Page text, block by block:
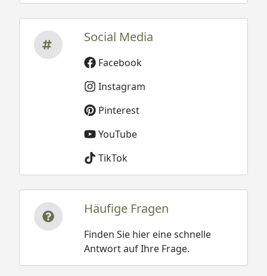
Social Media
Facebook
Instagram
Pinterest
YouTube
TikTok
Häufige Fragen
Finden Sie hier eine schnelle
Antwort auf Ihre Frage.